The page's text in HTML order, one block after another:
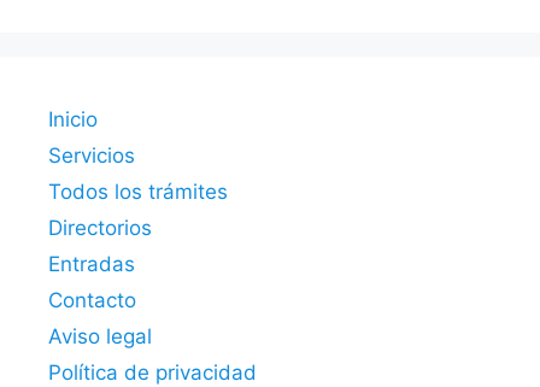
Inicio
Servicios
Todos los trámites
Directorios
Entradas
Contacto
Aviso legal
Política de privacidad